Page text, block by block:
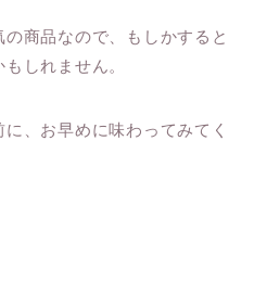
の商品なので、もしかすると
しれません。
、お早めに味わってみてく